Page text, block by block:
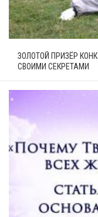
ЗОЛОТОЙ ПРИЗЁР
СВОИМИ СЕКРЕТАМИ